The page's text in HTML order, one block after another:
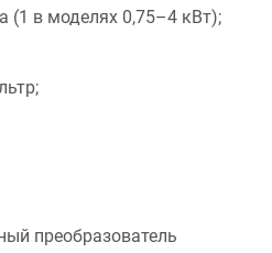
(1 в моделях 0,75–4 кВт);
преобразователь